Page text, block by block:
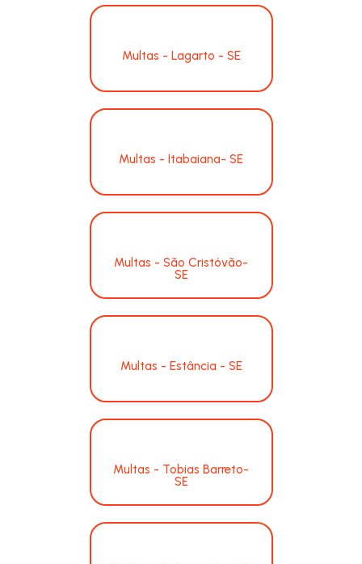
Multas - Lagarto - SE
Multas - Itabaiana- SE
Multas - São Cristóvão-
SE
Multas - Estância - SE
Multas - Tobias Barreto-
SE